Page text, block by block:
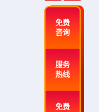
免费
咨询
服务
热线
免费